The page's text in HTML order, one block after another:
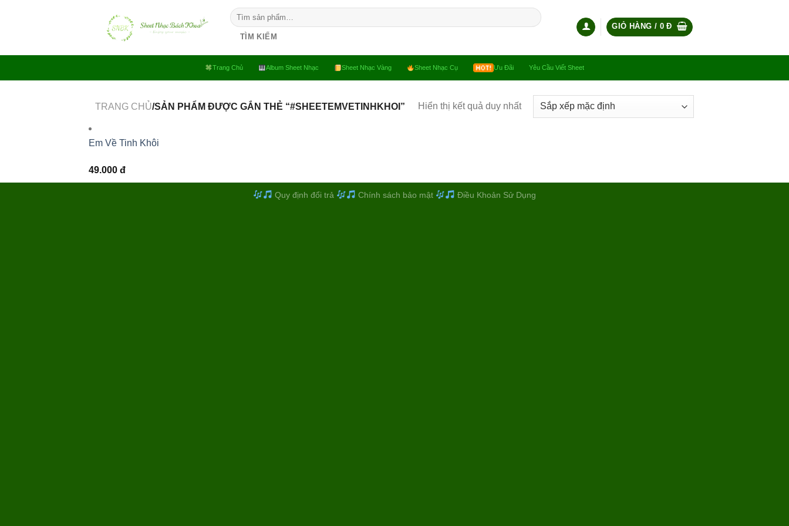
Tìm
kiếm:
TÌM KIẾM
GIỎ HÀNG / 0Đ
Trang Chủ Album Sheet Nhạc Sheet Nhạc Vàng Sheet Nhạc Cụ Ưu Đãi Yêu Cầu Viết Sheet
TRANG CHỦ/SẢN PHẨM ĐƯỢC GẮN THẺ “#SHEETEMVETINHKHOI” Hiển thị kết quả duy nhất
Em Về Tinh Khôi
49.000 đ
Quy định đổi trả Chính sách bảo mật Điều Khoản Sử Dụng